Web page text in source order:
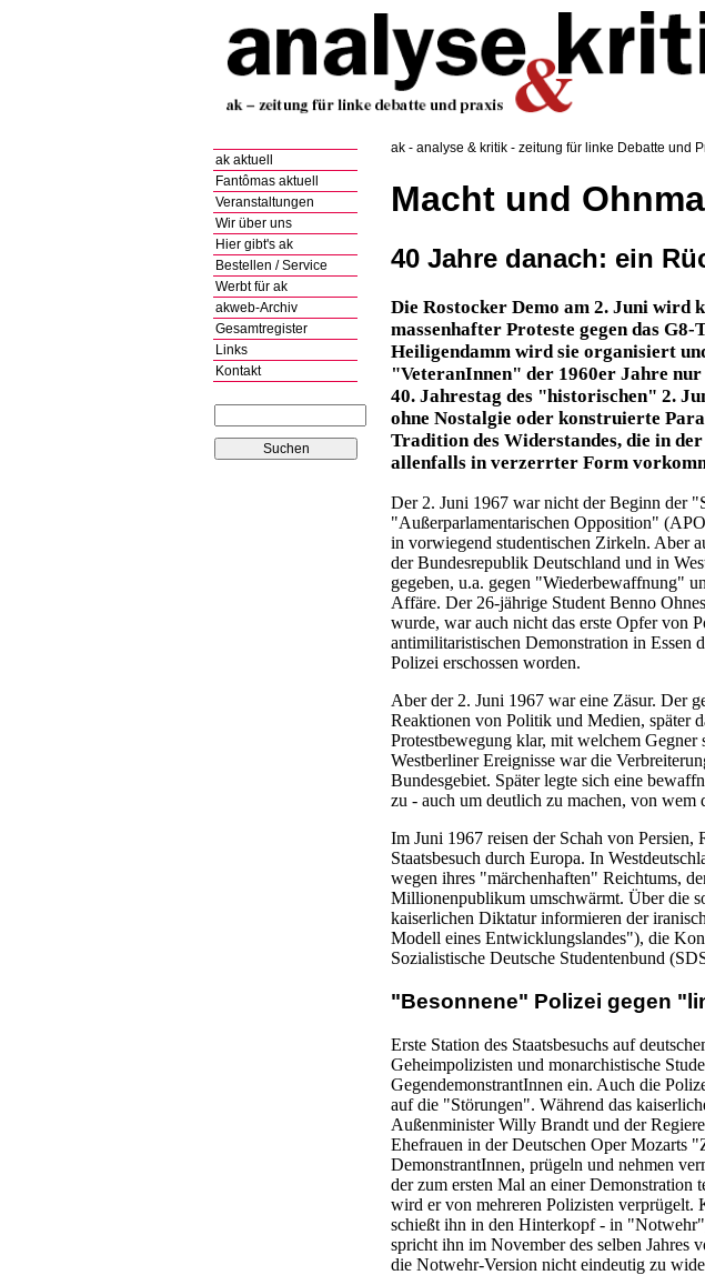
ak aktuell
Fantômas aktuell
Veranstaltungen
Wir über uns
Hier gibt's ak
Bestellen / Service
Werbt für ak
akweb-Archiv
Gesamtregister
Links
Kontakt
ak - analyse & kritik - zeitung für linke Debatte und
Macht und
40 Jahre danach: ein
Die Rostocker Demo am 2. Juni wird
massenhafter Proteste gegen das
Heiligendamm wird sie organisiert
"VeteranInnen" der 1960er Jahre
40. Jahrestag des "historischen" 2.
ohne Nostalgie oder konstruierte
Tradition des Widerstandes, die in
allenfalls in verzerrter Form
Der 2. Juni 1967 war nicht der Beginn der
"Außerparlamentarischen Opposition"
in vorwiegend studentischen Zirkeln. Aber
der Bundesrepublik Deutschland und in
gegeben, u.a. gegen "Wiederbewaffnung"
Affäre. Der 26-jährige Student Benno
wurde, war auch nicht das erste Opfer von
antimilitaristischen Demonstration in
Polizei erschossen worden.
Aber der 2. Juni 1967 war eine Zäsur. Der
Reaktionen von Politik und Medien, später
Protestbewegung klar, mit welchem
Westberliner Ereignisse war die
Bundesgebiet. Später legte sich eine
zu - auch um deutlich zu machen, von wem
Im Juni 1967 reisen der Schah von Persien,
Staatsbesuch durch Europa. In
wegen ihres "märchenhaften" Reichtums,
Millionenpublikum umschwärmt. Über die
kaiserlichen Diktatur informieren der
Modell eines Entwicklungslandes"), die
Sozialistische Deutsche Studentenbund
"Besonnene" Polizei gegen
Erste Station des Staatsbesuchs auf
Geheimpolizisten und monarchistische
GegendemonstrantInnen ein. Auch die
auf die "Störungen". Während das
Außenminister Willy Brandt und der
Ehefrauen in der Deutschen Oper Mozarts
DemonstrantInnen, prügeln und nehmen
der zum ersten Mal an einer
wird er von mehreren Polizisten
schießt ihn in den Hinterkopf - in
spricht ihn im November des selben Jahres
die Notwehr-Version nicht eindeutig zu